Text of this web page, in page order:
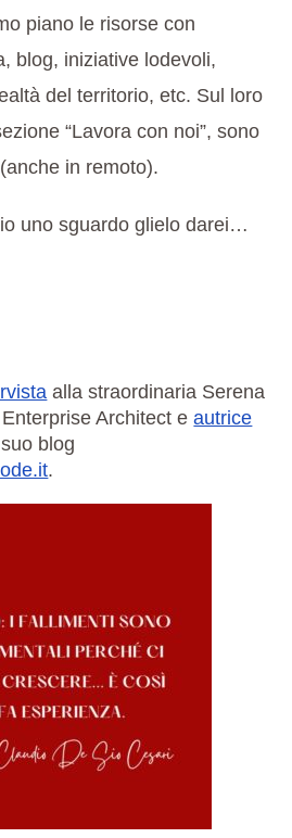
piano le risorse con
blog, iniziative lodevoli,
del territorio, etc. Sul loro
“Lavora con noi”, sono
in remoto).
uno sguardo glielo darei…
alla straordinaria Serena
Architect eautrice
blog
.